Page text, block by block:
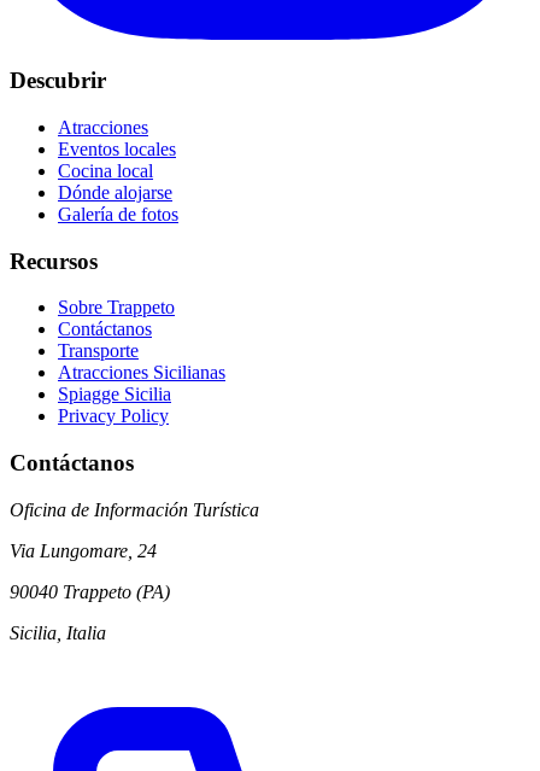
Descubrir
Atracciones
Eventos locales
Cocina local
Dónde alojarse
Galería de fotos
Recursos
Sobre Trappeto
Contáctanos
Transporte
Atracciones Sicilianas
Spiagge Sicilia
Privacy Policy
Contáctanos
Oficina de Información Turística
Via Lungomare, 24
90040 Trappeto (PA)
Sicilia, Italia